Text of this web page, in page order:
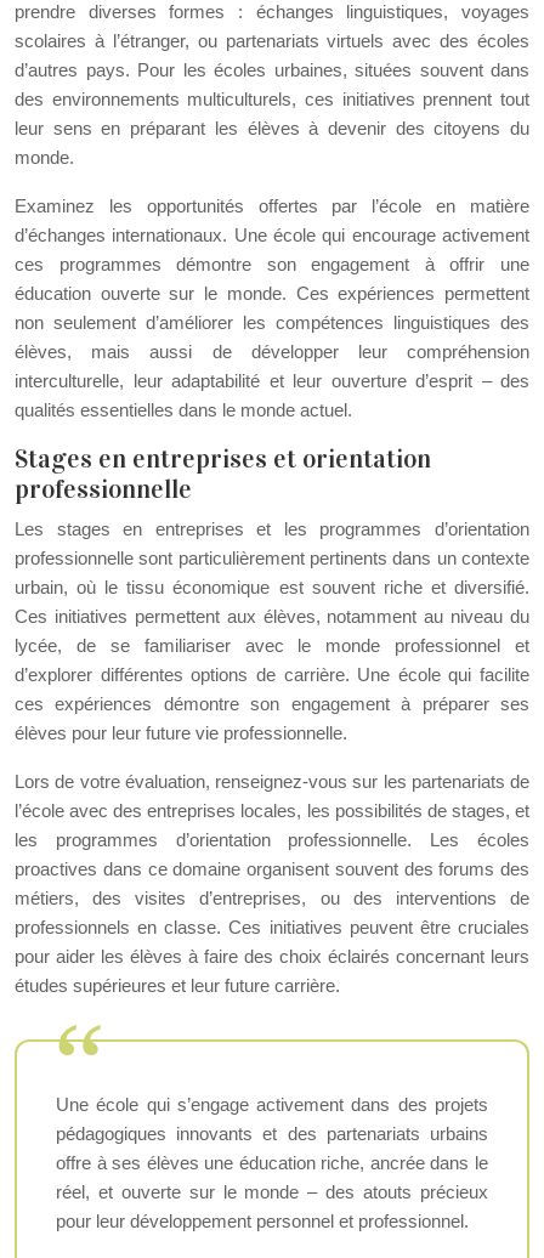
prendre diverses formes : échanges linguistiques, voyages
scolaires à l’étranger, ou partenariats virtuels avec des écoles
d’autres pays. Pour les écoles urbaines, situées souvent dans
des environnements multiculturels, ces initiatives prennent tout
leur sens en préparant les élèves à devenir des citoyens du
monde.
Examinez les opportunités offertes par l’école en matière
d’échanges internationaux. Une école qui encourage activement
ces programmes démontre son engagement à offrir une
éducation ouverte sur le monde. Ces expériences permettent
non seulement d’améliorer les compétences linguistiques des
élèves, mais aussi de développer leur compréhension
interculturelle, leur adaptabilité et leur ouverture d’esprit – des
qualités essentielles dans le monde actuel.
Stages en entreprises et orientation
professionnelle
Les stages en entreprises et les programmes d’orientation
professionnelle sont particulièrement pertinents dans un contexte
urbain, où le tissu économique est souvent riche et diversifié.
Ces initiatives permettent aux élèves, notamment au niveau du
lycée, de se familiariser avec le monde professionnel et
d’explorer différentes options de carrière. Une école qui facilite
ces expériences démontre son engagement à préparer ses
élèves pour leur future vie professionnelle.
Lors de votre évaluation, renseignez-vous sur les partenariats de
l’école avec des entreprises locales, les possibilités de stages, et
les programmes d’orientation professionnelle. Les écoles
proactives dans ce domaine organisent souvent des forums des
métiers, des visites d’entreprises, ou des interventions de
professionnels en classe. Ces initiatives peuvent être cruciales
pour aider les élèves à faire des choix éclairés concernant leurs
études supérieures et leur future carrière.
Une école qui s’engage activement dans des projets
pédagogiques innovants et des partenariats urbains
offre à ses élèves une éducation riche, ancrée dans le
réel, et ouverte sur le monde – des atouts précieux
pour leur développement personnel et professionnel.